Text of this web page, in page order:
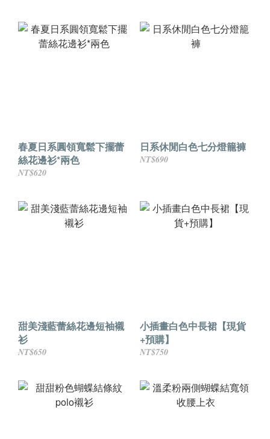
春夏日系圓領寬鬆下擺蕾
絲花邊衫*兩色
NT$620
日系休閒白色七分燈籠褲
NT$690
甜美淺藍蕾絲花邊短袖襯
衫
NT$650
小插畫白色中長裙【現貨
+預購】
NT$750